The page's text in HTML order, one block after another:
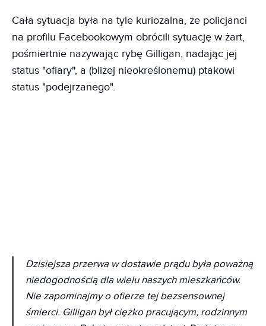
Cała sytuacja była na tyle kuriozalna, że policjanci
na profilu Facebookowym obrócili sytuację w żart,
pośmiertnie nazywając rybę Gilligan, nadając jej
status "ofiary", a (bliżej nieokreślonemu) ptakowi
status "podejrzanego".
Dzisiejsza przerwa w dostawie prądu była poważną
niedogodnością dla wielu naszych mieszkańców.
Nie zapominajmy o ofierze tej bezsensownej
śmierci. Gilligan był ciężko pracującym, rodzinnym